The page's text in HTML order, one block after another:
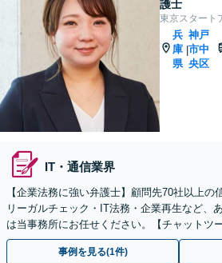
護士
東京スタート
兵
庫
県
|
神戸
市中
央区
IT・通信業界
【企業法務に強い弁護士】顧問先70社以上の
リーガルチェック・IT法務・企業再生など、
は当事務所にお任せください。【チャットツ
応】
事例を見る(1件)